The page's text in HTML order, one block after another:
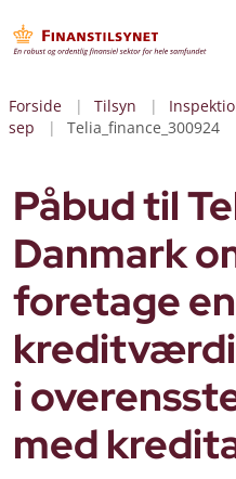
Forside Tilsyn
sep
Telia_finance_300924
Påbud til
Danmark
foretage en
i
med